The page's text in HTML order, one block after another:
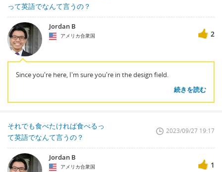
って英語でなんて言うの？
Jordan B
アメリカ合衆国 2
Since you're here, I'm sure you're in the design field.
続きを読む
それでも食べたければ食べるっ
て英語でなんて言うの？
2023/09/27 19:17
Jordan B
アメリカ合衆国 1